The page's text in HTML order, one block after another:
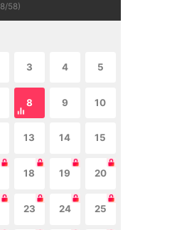
8/58)
3 4 5
8 9 10
13 14 15
18 19 20
23 24 25